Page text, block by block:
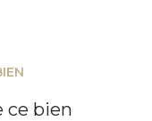
ce bien